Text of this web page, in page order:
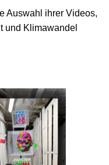
Auswahl ihrer Videos,
und Klimawandel